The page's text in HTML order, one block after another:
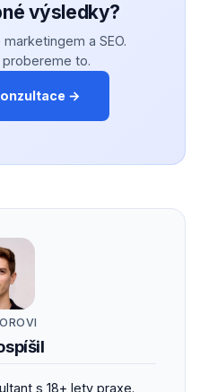
výsledky?
a SEO.
to.
→
s 18+ lety praxe.